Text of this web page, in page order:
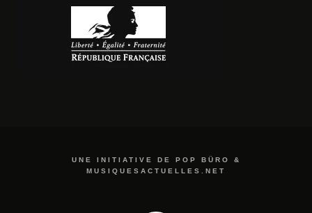
UNE INITIATIVE DE POP BÜRO &
MUSIQUESACTUELLES.NET